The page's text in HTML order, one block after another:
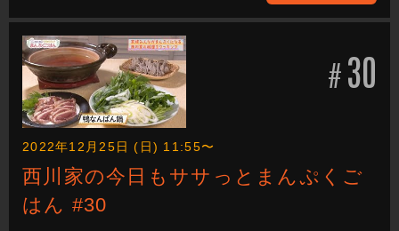
地の食材をどのように調理していくか、ぜひご覧ください。
完成した料理は番組公式Instagramに掲載しますので、こちら
もチェックしてください。（アカウント名：
nisikawa_manpukugohan）
#30
2022年12月25日 (日) 11:55〜
西川家の今日もササっとまんぷくご
はん #30